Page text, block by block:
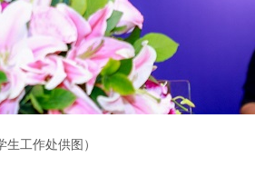
工作处供图）